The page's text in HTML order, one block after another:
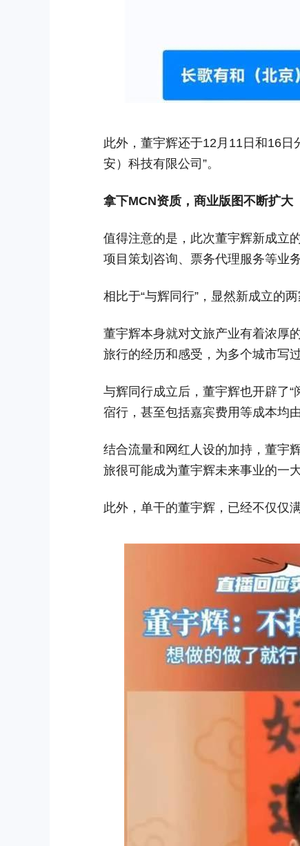
此外，董宇辉还于12月11日和16日
安）科技有限公司”。
拿下MCN资质，商业版图不断扩大
值得注意的是，此次董宇辉新成立
项目策划咨询、票务代理服务等业务
相比于“与辉同行”，显然新成立的
董宇辉本身就对文旅产业有着浓厚
旅行的经历和感受，为多个城市写
与辉同行成立后，董宇辉也开辟了
宿行，甚至包括嘉宾费用等成本均
结合流量和网红人设的加持，董宇
旅很可能成为董宇辉未来事业的一大
此外，单干的董宇辉，已经不仅仅